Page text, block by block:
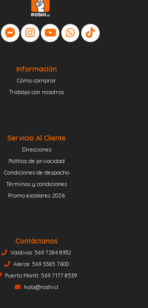
Información
Cómo comprar
Trabaja con nosotros
Servicio Al Cliente
Direcciones
Política de privacidad
Condiciones de despacho
Términos y condiciones
Promo escolares 2026
Contáctanos
Valdivia: 569 7284 8932
Alerce: 569 5365 7600
Puerto Montt: 569 7177 8539
hola@roshi.cl